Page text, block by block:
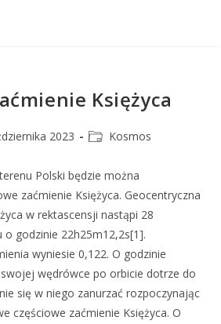
Księżyca
2023 Kosmos
Polski będzie można
zaćmienie Księżyca. Geocentryczna
w rektascensji nastąpi 28
o godzinie 22h25m12,2s[1].
wyniesie 0,122. O godzinie
wędrówce po orbicie dotrze do
się w niego zanurzać rozpoczynając
częściowe zaćmienie Księżyca. O